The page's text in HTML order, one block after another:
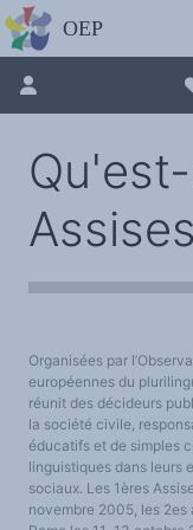
Découvrez le site avec
La Charte européenne du
Qui sommes-nous ?
Agir avec l'OEP
Contacter l'OEP
Demander un stage
Régles de confidentialité
LES ACTIONS
La Lettre de l'OEP
Les éditos de l'OEP
Les séminaires en partenariat
Les Assises
Une cagnotte pour installer
PÔLE RECHERCHE
Bibliographie
Colloques et séminaires
Appels à communication ou
Classement thématique
Annuaire des chercheurs
Instituts et centres de
Organisées par
européennes du
réunit des décideurs
la société civile,
éducatifs et de simples
linguistiques dans leurs
sociaux. Les 1ères
novembre 2005, les 2es